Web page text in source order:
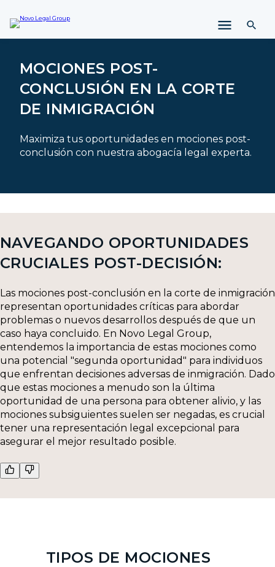
t
a
o
MOCIONES POST-
CONCLUSIÓN EN LA CORTE
DE INMIGRACIÓN
Maximiza tus oportunidades en mociones post-
conclusión con nuestra abogacía legal experta.
NAVEGANDO OPORTUNIDADES
CRUCIALES POST-DECISIÓN:
Las mociones post-conclusión en la corte de inmigración
representan oportunidades críticas para abordar
problemas o nuevos desarrollos después de que un
caso haya concluido. En Novo Legal Group,
entendemos la importancia de estas mociones como
una potencial "segunda oportunidad" para individuos
que enfrentan decisiones adversas de inmigración. Dado
que estas mociones a menudo son la última
oportunidad de una persona para obtener alivio, y las
mociones subsiguientes suelen ser negadas, es crucial
tener una representación legal excepcional para
asegurar el mejor resultado posible.
TIPOS DE MOCIONES